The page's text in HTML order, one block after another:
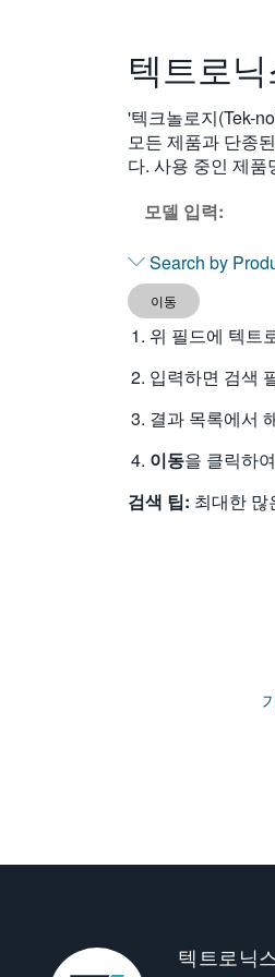
텍트로
'텍크놀로지(Tek-
모든 제품과 단종
다. 사용 중인 제
모델 입력:
Search by
이동
위 필드에 텍트
입력하면 검색
결과 목록에서
이동을 클릭하
검색 팁: 최대한 많
텍트로닉